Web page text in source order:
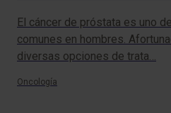
El cáncer de próstata es uno
comunes en hombres.
diversas opciones de trata…
Oncología